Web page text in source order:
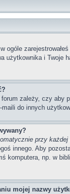
ogóle
użytkownika i Twoje
zależy, czy aby
do innych
przy każdej
innego. Aby
komputera, np. w
mojej nazwy